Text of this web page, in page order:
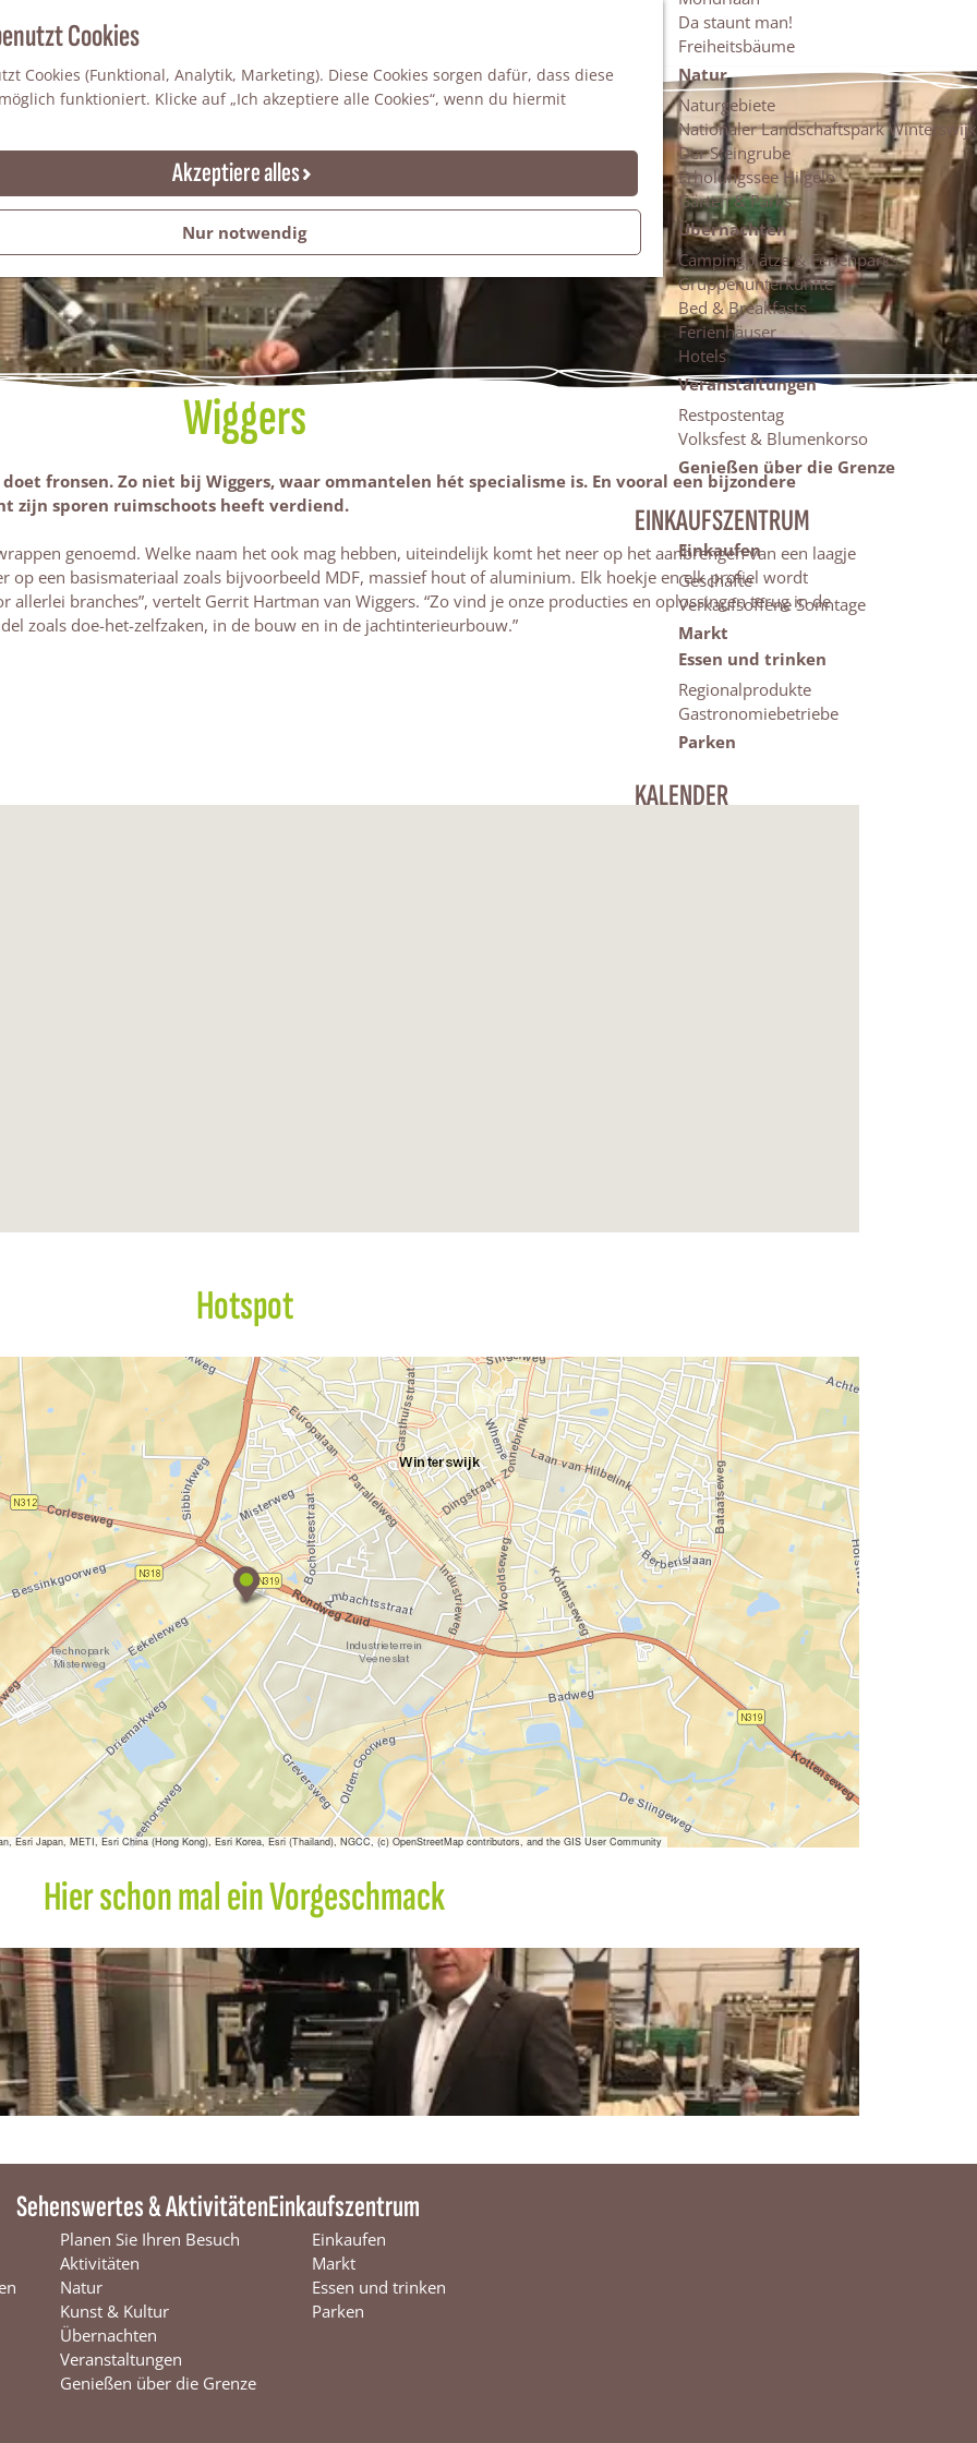
Cookies
Cookies (Funktional, Analytik, Marketing). Diese Cookies sorgen dafür, dass diese
funktioniert. Klicke auf „Ich akzeptiere alle Cookies“, wenn du hiermit
Akzeptiere alles
Nur notwendig
c
n
e
Da staunt man!
Freiheitsbäume
Natur
Naturgebiete
Nationaler Landschaftspark Winterswijk
Der Steingrube
Erholungssee Hilgelo
Gärten & Parks
Übernachten
Campingplätze & Ferienparks
Gruppenunterkünfte
Bed & Breakfasts
Ferienhäuser
Hotels
Veranstaltungen
Restpostentag
Volksfest & Blumenkorso
Genießen über die Grenze
EINKAUFSZENTRUM
Einkaufen
Geschäfte
Verkaufsoffene Sonntage
Markt
Essen und trinken
Regionalprodukte
Gastronomiebetriebe
Parken
KALENDER
Wiggers
fronsen. Zo niet bij Wiggers, waar ommantelen hét specialisme is. En vooral een bijzondere
zijn sporen ruimschoots heeft verdiend.
genoemd. Welke naam het ook mag hebben, uiteindelijk komt het neer op het aanbrengen van een laagje
een basismateriaal zoals bijvoorbeeld MDF, massief hout of aluminium. Elk hoekje en elk profiel wordt
allerlei branches”, vertelt Gerrit Hartman van Wiggers. “Zo vind je onze producties en oplossingen terug in de
zoals doe-het-zelfzaken, in de bouw en in de jachtinterieurbouw.”
Hotspot
W
i
g
g
e
r
s
Esri Japan, METI, Esri China (Hong Kong), Esri Korea, Esri (Thailand), NGCC, (c) OpenStreetMap contributors, and the GIS User Community
Hier schon mal ein Vorgeschmack
Sehenswertes & Aktivitäten
Planen Sie Ihren Besuch
Aktivitäten
Natur
Kunst & Kultur
Übernachten
Veranstaltungen
Genießen über die Grenze
Einkaufszentrum
Einkaufen
Markt
Essen und trinken
Parken